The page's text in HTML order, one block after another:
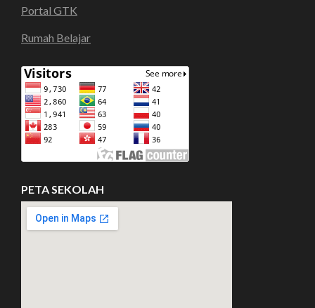
Portal GTK
Rumah Belajar
PETA SEKOLAH